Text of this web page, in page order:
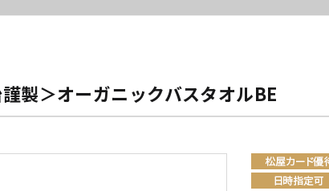
製＞オーガニックバスタオルBE